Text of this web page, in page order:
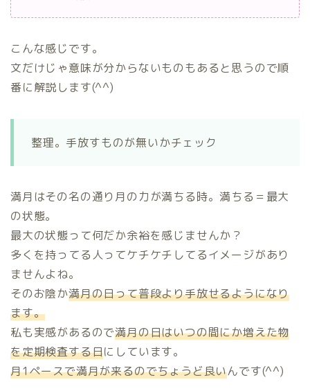
こんな感じです。
文だけじゃ意味が分からないものもあると思うので順
番に解説します(^^)
整理。手放すものが無いかチェック
満月はその名の通り月の力が満ちる時。満ちる＝最大
の状態。
最大の状態って何だか余裕を感じませんか？
多くを持ってる人ってケチケチしてるイメージがあり
ませんよね。
そのお陰か満月の日って普段より手放せるようになり
ます。
私も実感があるので満月の日はいつの間にか増えた物
を定期検査する日にしています。
月1ペースで満月が来るのでちょうど良いんです(^^)